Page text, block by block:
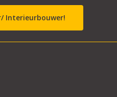
Interieurbouwer!